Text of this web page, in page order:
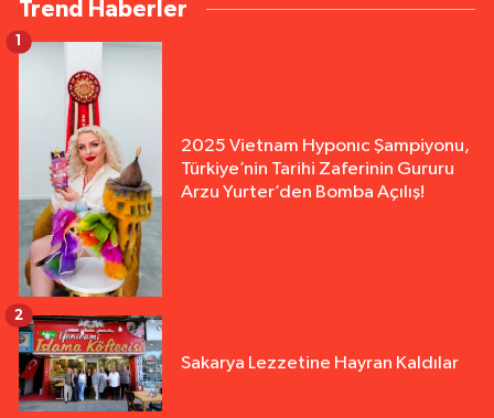
Trend Haberler
2025 Vietnam Hyponıc Şampiyonu,
Türkiye’nin Tarihi Zaferinin Gururu
Arzu Yurter’den Bomba Açılış!
1
Sakarya Lezzetine Hayran Kaldılar
2